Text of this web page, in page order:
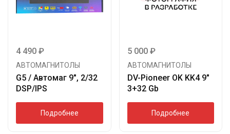
4 490 ₽
АВТОМАГНИТОЛЫ
G5 / Автомаг 9″, 2/32
DSP/IPS
Подробнее
5 000 ₽
АВТОМАГНИТОЛЫ
DV-Pioneer OK KK4 9″
3+32 Gb
Подробнее